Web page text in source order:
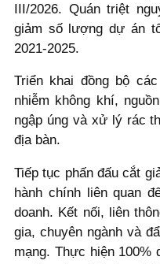
III/2026. Quán triệt
giảm số lượng dự án
2021-2025.
Triển khai đồng bộ
nhiễm không khí,
ngập úng và xử lý rác
địa bàn.
Tiếp tục phấn đấu cắt
hành chính liên quan
doanh. Kết nối, liên
gia, chuyên ngành và
mạng. Thực hiện 100%